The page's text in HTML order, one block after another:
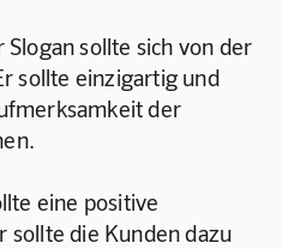
sollte sich von der
sollte einzigartig und
der
eine positive
die Kunden dazu